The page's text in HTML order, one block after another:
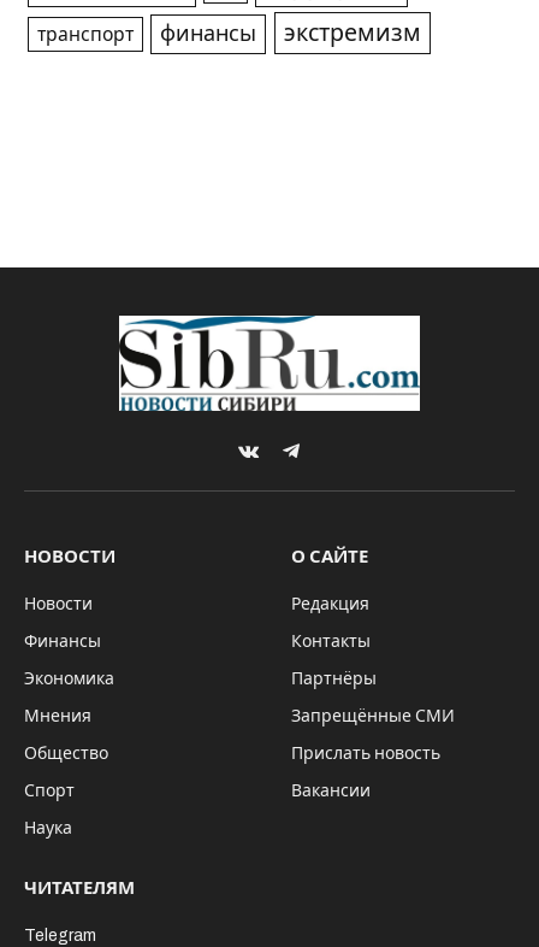
транспорт финансы экстремизм
VKontakteTelegram
НОВОСТИ
Новости
Финансы
Экономика
Мнения
Общество
Спорт
Наука
О САЙТЕ
Редакция
Контакты
Партнёры
Запрещённые СМИ
Прислать новость
Вакансии
ЧИТАТЕЛЯМ
Telegram